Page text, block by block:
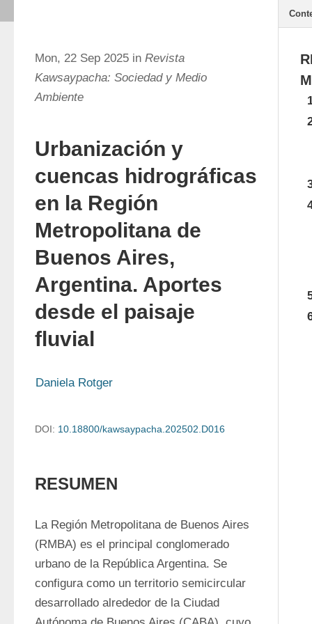
Mon, 22 Sep 2025 in Revista
Kawsaypacha: Sociedad y Medio
Ambiente
Urbanización y
cuencas hidrográficas
en la Región
Metropolitana de
Buenos Aires,
Argentina. Aportes
desde el paisaje
fluvial
Daniela Rotger
DOI: 10.18800/kawsaypacha.202502.D016
RESUMEN
La Región Metropolitana de Buenos Aires
(RMBA) es el principal conglomerado
urbano de la República Argentina. Se
configura como un territorio semicircular
desarrollado alrededor de la Ciudad